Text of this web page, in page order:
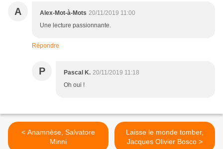
A Alex-Mot-à-Mots 20/11/2019 11:00
Une lecture passionnante.
Répondre
P Pascal K. 20/11/2019 11:18
Oh oui !
< Anamnèse, Salvatore
Minni
Laisse le monde tomber,
Jacques Olivier Bosco >